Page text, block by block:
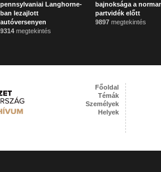
pennsylvaniai Langhorne-
ban lezajlott
autóversenyen
9314 megtekintés
bajnoksága a
partvidék előtt
9897 megtekintés
Főoldal
Témák
Személyek
Helyek